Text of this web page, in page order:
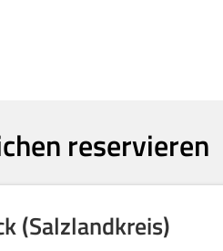
reservieren
(Salzlandkreis)